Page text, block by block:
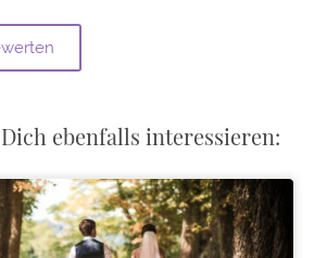
ebenfalls interessieren: